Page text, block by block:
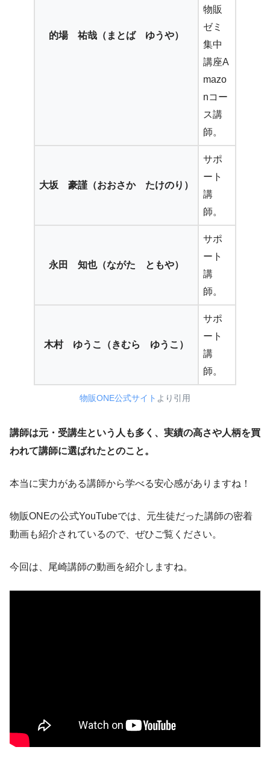
的場 祐哉（まとば ゆうや）
物販
ゼミ
集中
講座A
mazo
nコー
ス講
師。
大坂 豪謹（おおさか たけのり）
サポ
ート
講
師。
永田 知也（ながた ともや）
サポ
ート
講
師。
木村 ゆうこ（きむら ゆうこ）
サポ
ート
講
師。
物販ONE公式サイト より引用
講師は元・受講生という人も多く、実績の高さや人柄を買
われて講師に選ばれたとのこと。
本当に実力がある講師から学べる安心感がありますね！
物販ONEの公式YouTubeでは、元生徒だった講師の密着
動画も紹介されているので、ぜひご覧ください。
今回は、尾崎講師の動画を紹介しますね。